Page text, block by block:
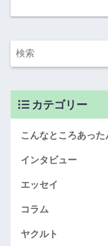
カテゴリー
こんなところあっ
インタビュー
エッセイ
コラム
ヤクルト